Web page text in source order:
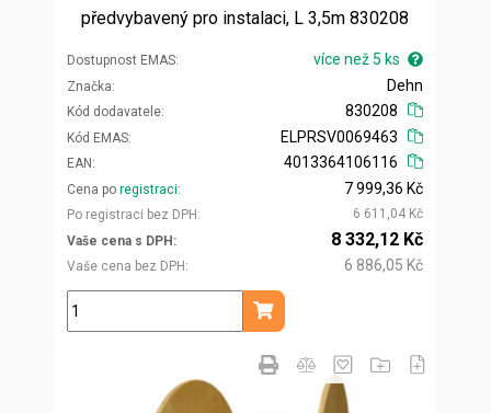
předvybavený pro instalaci, L 3,5m 830208
Dostupnost EMAS více než 5 ks
Značka
Kód dodavatele
Dehn
830208
Kód EMAS
EAN
ELPRSV0069463
4013364106116
Cena po registraci
Po registraci bez DPH
7 999,36 Kč
6 611,04 Kč
Vaše cena s DPH
Vaše cena bez DPH
8 332,12 Kč
6 886,05 Kč
ks
Přidat do košíku